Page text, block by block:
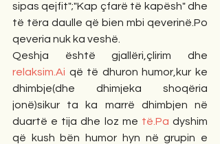
sipas qejfit";"Kap çfarë të kapësh" dhe
të tëra daulle që bien mbi qeverinë.Po
qeveria nuk ka veshë.
relaksim.Ai që të dhuron humor,kur ke
dhimbje(dhe dhimjeka shoqëria
jonë)sikur ta ka marrë dhimbjen në
duartë e tija dhe loz me të.Pa dyshim
që kush bën humor hyn në grupin e